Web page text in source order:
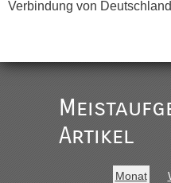
Verbindung von
gab es keine Probleme“
inRecht, Visa
Anfang des Jahres
Verstöße im Wert
Artikel
Monat